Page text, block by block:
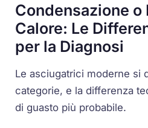
Condensazione o
Calore: Le
per la Diagnosi
Le asciugatrici moderne si
categorie, e la differenza
di guasto più probabile.